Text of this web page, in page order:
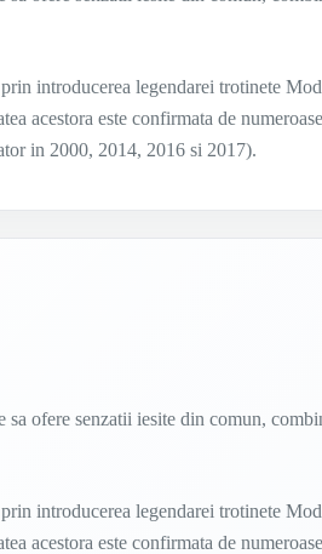
introducerea legendarei trotinete
acestora este confirmata de
in 2000, 2014, 2016 si 2017).
ofere senzatii iesite din comun,
introducerea legendarei trotinete
acestora este confirmata de